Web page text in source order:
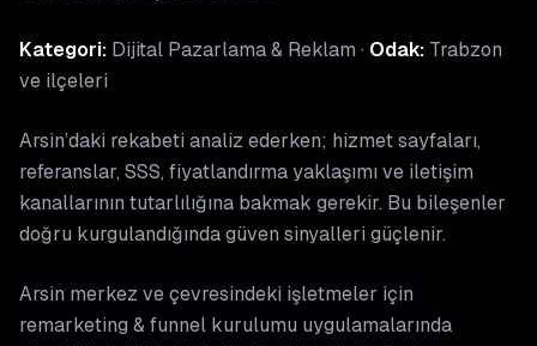
Kategori: Dijital Pazarlama & Reklam · Odak: Trabzon
ve ilçeleri
Arsin’daki rekabeti analiz ederken; hizmet sayfaları,
referanslar, SSS, fiyatlandırma yaklaşımı ve iletişim
kanallarının tutarlılığına bakmak gerekir. Bu bileşenler
doğru kurgulandığında güven sinyalleri güçlenir.
Arsin merkez ve çevresindeki işletmeler için
remarketing & funnel kurulumu uygulamalarında